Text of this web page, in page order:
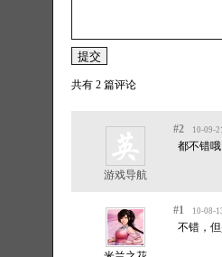
共有 2 篇评论
游戏导航
#210-09-21
都不错
#1 10-08-
不错，